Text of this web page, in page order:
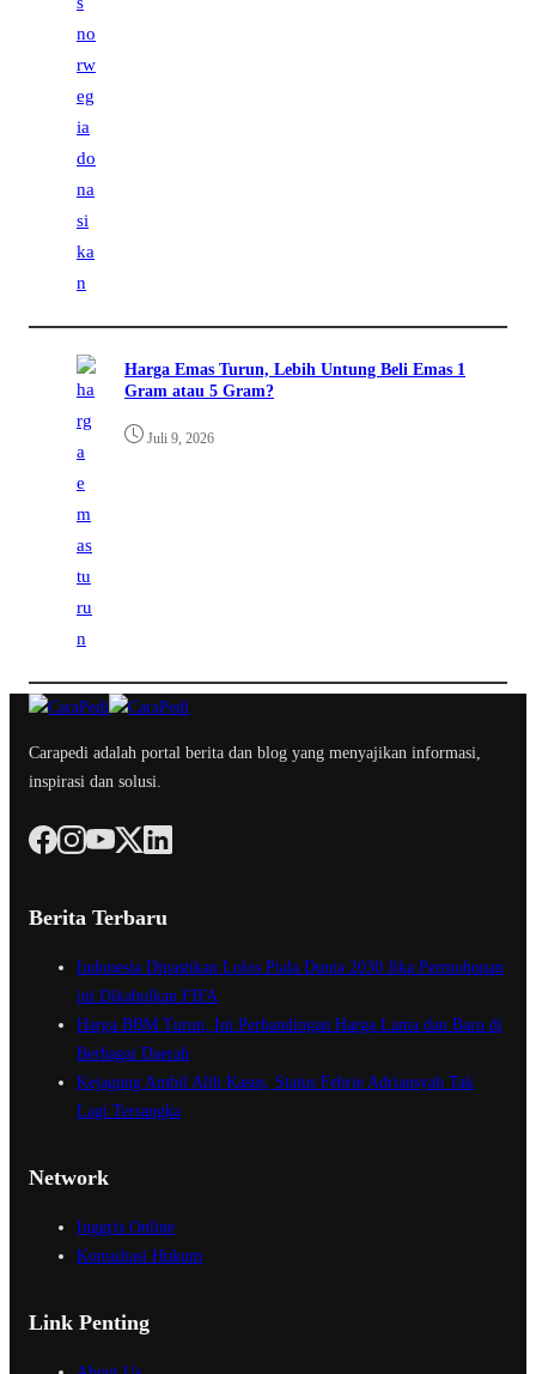
Harga Emas Turun, Lebih Untung Beli Emas 1
Gram atau 5 Gram?
Juli 9, 2026
Carapedi adalah portal berita dan blog yang menyajikan informasi,
inspirasi dan solusi.
Berita Terbaru
Indonesia Dipastikan Lolos Piala Dunia 2030 Jika Permohonan
ini Dikabulkan FIFA
Harga BBM Turun, Ini Perbandingan Harga Lama dan Baru di
Berbagai Daerah
Kejagung Ambil Alih Kasus, Status Febrie Adriansyah Tak
Lagi Tersangka
Network
Inggris Online
Konsultasi Hukum
Link Penting